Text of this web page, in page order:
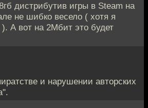
дистрибутив игры в Steam на
не шибко весело ( хотя я
А вот на 2Мбит это будет
и нарушении авторских